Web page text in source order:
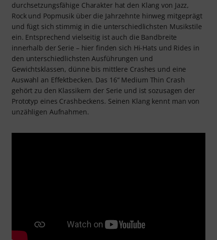
durchsetzungsfähige Charakter hat den Klang von Jazz,
Rock und Popmusik über die Jahrzehnte hinweg mitgeprägt
und fügt sich stimmig in die unterschiedlichsten Musikstile
ein. Entsprechend vielseitig ist auch die Bandbreite
innerhalb der Serie – hier finden sich Hi-Hats und Rides in
den unterschiedlichsten Ausführungen und
Gewichtsklassen, dünne bis mittlere Crashes und eine
Auswahl an Effektbecken. Das 16“ Medium Thin Crash
gehört zu den Klassikern der Serie und ist sozusagen der
Prototyp eines Crashbeckens. Seinen Klang kennt man von
unzähligen Aufnahmen.